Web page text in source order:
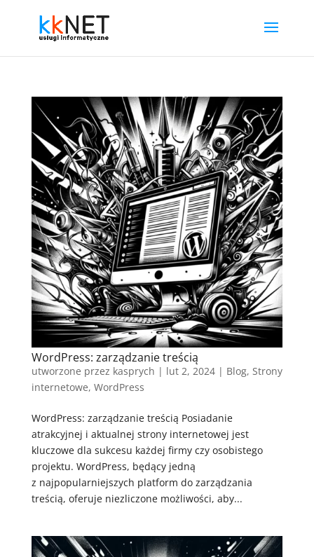
WordPress: zarządzanie treścią
utworzone przez kasprych | lut 2, 2024| Blog, Strony
internetowe, WordPress
WordPress: zarządzanie treścią Posiadanie
atrakcyjnej i aktualnej strony internetowej jest
kluczowe dla sukcesu każdej firmy czy osobistego
projektu. WordPress, będący jedną
z najpopularniejszych platform do zarządzania
treścią, oferuje niezliczone możliwości, aby...